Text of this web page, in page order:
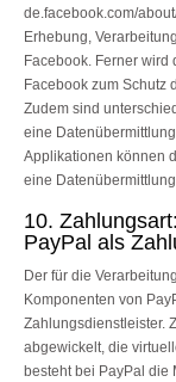
de.facebook.com/
Erhebung,
Facebook. Ferner
Facebook zum Schutz
Zudem sind
eine
Applikationen können
eine
10.
PayPal als
Der für die
Komponenten von
Zahlungsdienstleister.
abgewickelt, die
besteht bei PayPal die